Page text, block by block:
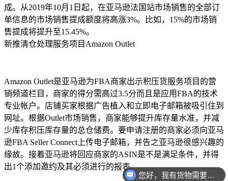
成。从2019年10月1日起，在亚马逊法国站市场销售的全部订
单信息的市场销售提成额度将高涨3%。比如，15%的市场销
售提成将提升至15.45%。
新推清仓处理服务项目Amazon Outlet
Amazon Outlet是亚马逊为FBA商家出示积压货服务项目的营
销频道栏目，商家的得分需高过3.5分而且是应用FBA的技术
专业帐户。店铺买家根据广告植入和立即电子邮箱被吸引住到
网址。根据Outlet市场销售，商家能够提升库存量水准，并减
少库存积压库存量的总仓储费。要申请注册的商家必须向亚马
逊FBA Seller Connect上传电子邮箱，并告之亚马逊很感兴趣的
缘故。接着亚马逊将回应商家的ASIN是不是满足条件，并得
出1个添加邀约及其必须进行的报表。
您好，我有货物需要你们的产品。